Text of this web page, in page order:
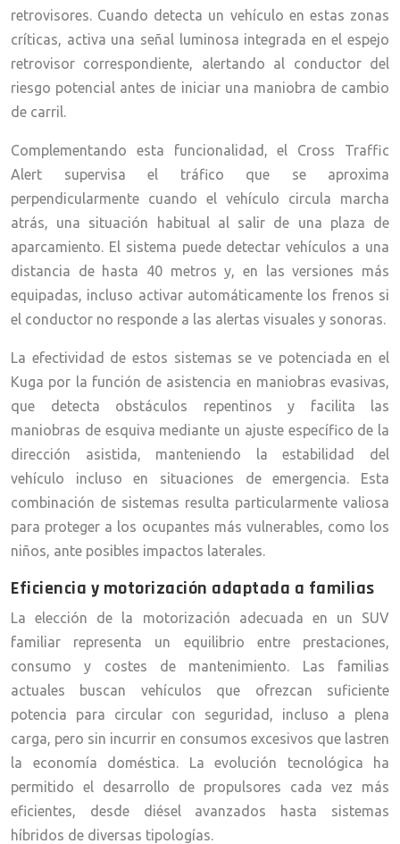
retrovisores. Cuando detecta un vehículo en estas zonas
críticas, activa una señal luminosa integrada en el espejo
retrovisor correspondiente, alertando al conductor del
riesgo potencial antes de iniciar una maniobra de cambio
de carril.
Complementando esta funcionalidad, el Cross Traffic
Alert supervisa el tráfico que se aproxima
perpendicularmente cuando el vehículo circula marcha
atrás, una situación habitual al salir de una plaza de
aparcamiento. El sistema puede detectar vehículos a una
distancia de hasta 40 metros y, en las versiones más
equipadas, incluso activar automáticamente los frenos si
el conductor no responde a las alertas visuales y sonoras.
La efectividad de estos sistemas se ve potenciada en el
Kuga por la función de asistencia en maniobras evasivas,
que detecta obstáculos repentinos y facilita las
maniobras de esquiva mediante un ajuste específico de la
dirección asistida, manteniendo la estabilidad del
vehículo incluso en situaciones de emergencia. Esta
combinación de sistemas resulta particularmente valiosa
para proteger a los ocupantes más vulnerables, como los
niños, ante posibles impactos laterales.
Eficiencia y motorización adaptada a familias
La elección de la motorización adecuada en un SUV
familiar representa un equilibrio entre prestaciones,
consumo y costes de mantenimiento. Las familias
actuales buscan vehículos que ofrezcan suficiente
potencia para circular con seguridad, incluso a plena
carga, pero sin incurrir en consumos excesivos que lastren
la economía doméstica. La evolución tecnológica ha
permitido el desarrollo de propulsores cada vez más
eficientes, desde diésel avanzados hasta sistemas
híbridos de diversas tipologías.